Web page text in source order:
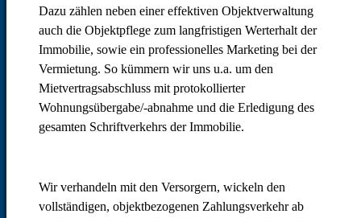
Dazu zählen neben einer effektiven Objektverwaltung
auch die Objektpflege zum langfristigen Werterhalt der
Immobilie, sowie ein professionelles Marketing bei der
Vermietung. So kümmern wir uns u.a. um den
Mietvertragsabschluss mit protokollierter
Wohnungsübergabe/-abnahme und die Erledigung des
gesamten Schriftverkehrs der Immobilie.
Wir verhandeln mit den Versorgern, wickeln den
vollständigen, objektbezogenen Zahlungsverkehr ab